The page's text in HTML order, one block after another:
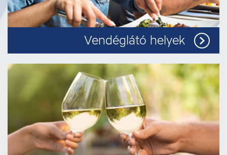
Vendéglátó helyek